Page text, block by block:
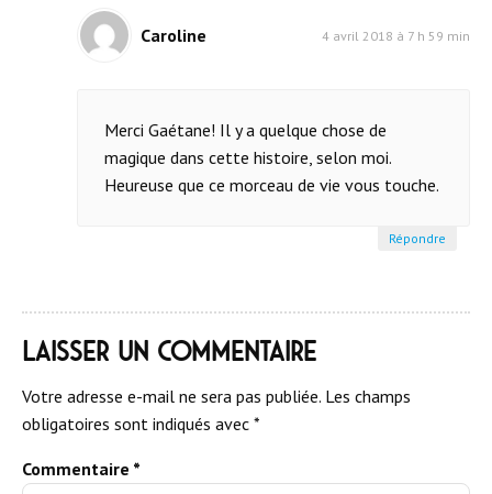
Caroline 4 avril 2018 à 7 h 59 min
Merci Gaétane! Il y a quelque chose de
magique dans cette histoire, selon moi.
Heureuse que ce morceau de vie vous touche.
Répondre
Laisser un commentaire
Votre adresse e-mail ne sera pas publiée. Les champs
obligatoires sont indiqués avec *
Commentaire *